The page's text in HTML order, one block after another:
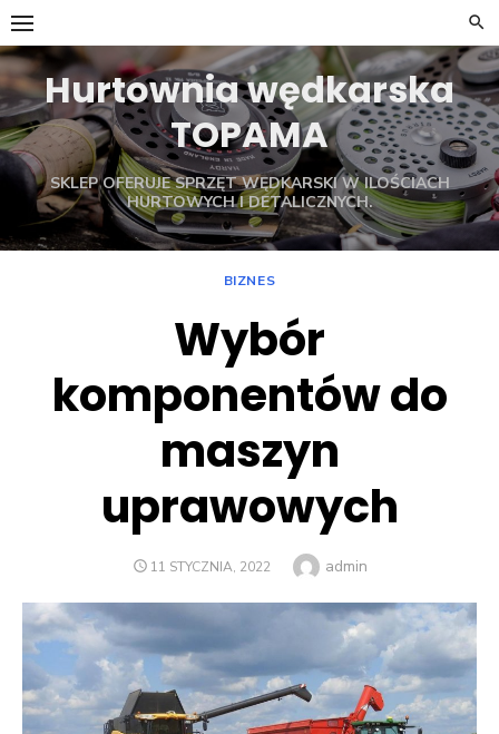
Skip
to
contentHurtownia wędkarska
TOPAMA
SKLEP OFERUJE SPRZĘT WĘDKARSKI W ILOŚCIACH
HURTOWYCH I DETALICZNYCH.
BIZNES
Wybór
komponentów do
maszyn
uprawowych
POSTED
11 STYCZNIA, 2022 Author
admin